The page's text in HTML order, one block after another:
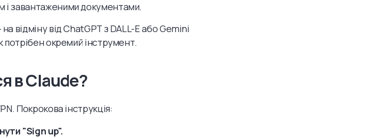
і завантаженими документами.
відміну від ChatGPT з DALL-E або Gemini
потрібен окремий інструмент.
в Claude?
Покрокова інструкція:
"Sign up".